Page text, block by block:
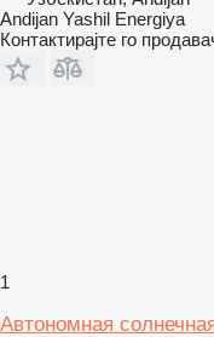
Andijan Yashil Energiya
Контактирајте го
1
Автономная